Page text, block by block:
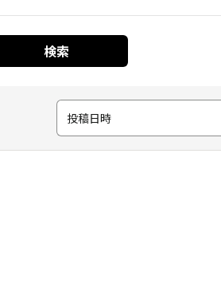
検索
投稿日時